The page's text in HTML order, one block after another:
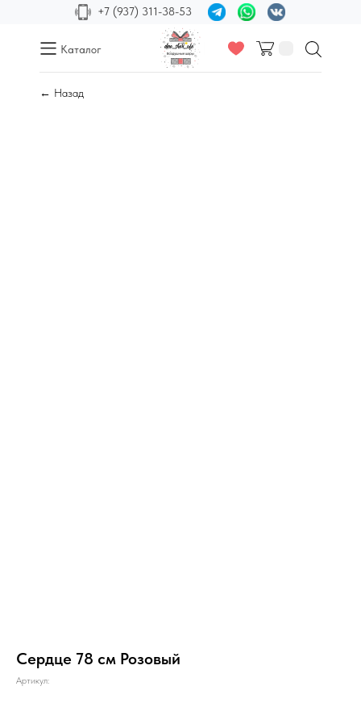
+7 (937) 311-38-53
Каталог
← Назад
Сердце 78 см Розовый
Артикул: